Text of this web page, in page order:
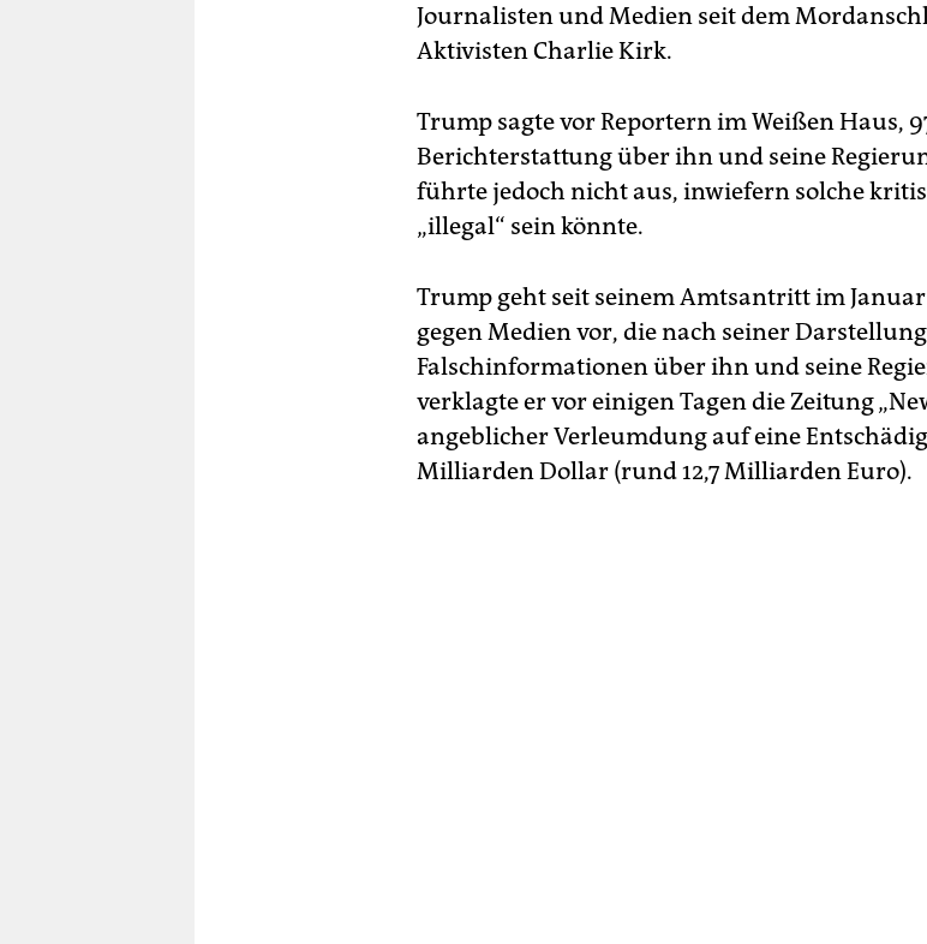
Journalisten und Medien seit dem
Aktivisten Charlie Kirk.
Trump sagte vor Reportern im Weißen Haus,
Berichterstattung über ihn und seine
führte jedoch nicht aus, inwiefern solche
„illegal“ sein könnte.
Trump geht seit seinem Amtsantritt im
gegen Medien vor, die nach seiner
Falschinformationen über ihn und seine
verklagte er vor einigen Tagen die Zeitung
angeblicher Verleumdung auf eine
Milliarden Dollar (rund 12,7 Milliarden Euro).